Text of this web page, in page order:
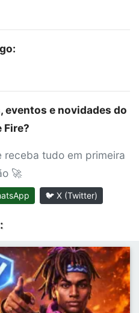
eventos e novidades do
Fire?
receba tudo em primeira
🚀
🐦 X (Twitter)